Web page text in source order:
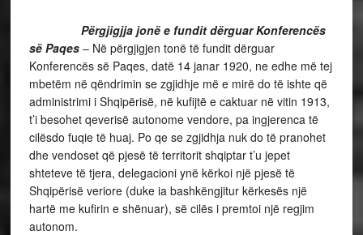
Përgjigjja jonë e fundit dërguar Konferencës
së Paqes – Në përgjigjen tonë të fundit dërguar
Konferencës së Paqes, datë 14 janar 1920, ne edhe më tej
mbetëm në qëndrimin se zgjidhje më e mirë do të ishte që
administrimi i Shqipërisë, në kufijtë e caktuar në vitin 1913,
t’i besohet qeverisë autonome vendore, pa ingjerenca të
cilësdo fuqie të huaj. Po qe se zgjidhja nuk do të pranohet
dhe vendoset që pjesë të territorit shqiptar t’u jepet
shteteve të tjera, delegacioni ynë kërkoi një pjesë të
Shqipërisë veriore (duke ia bashkëngjitur kërkesës një
hartë me kufirin e shënuar), së cilës i premtoi një regjim
autonom.